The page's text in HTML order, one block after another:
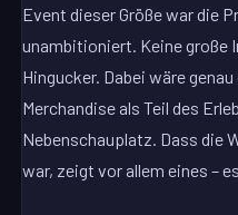
Event dieser Größe war die
unambitioniert. Keine große
Hingucker. Dabei wäre
Merchandise als Teil des
Nebenschauplatz. Dass die
war, zeigt vor allem eines –